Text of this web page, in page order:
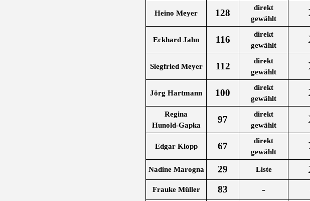
Heino Meyer 128
direkt
gewählt
Eckhard Jahn 116
direkt
gewählt
Siegfried Meyer 112
direkt
gewählt
Jörg Hartmann 100
direkt
gewählt
Regina
Hunold-Gapka
97
direkt
gewählt
Edgar Klopp 67
direkt
gewählt
Nadine Marogna 29 Liste
Frauke Müller 83 -